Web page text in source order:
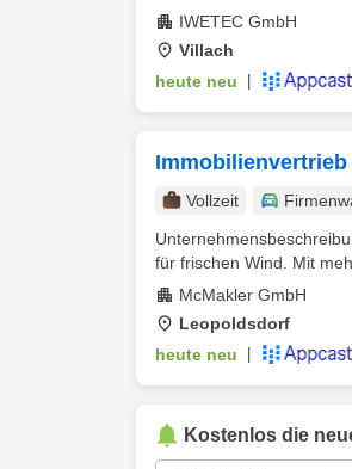
IWETEC GmbH
Villach
heute neu
Vollzeit
für frischen Wind. Mit
McMakler GmbH
Leopoldsdorf
heute neu
Kostenlos die